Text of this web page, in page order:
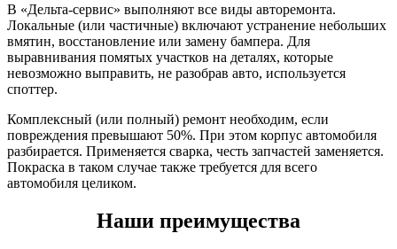
В «Дельта-сервис» выполняют все виды авторемонта.
Локальные (или частичные) включают устранение небольших
вмятин, восстановление или замену бампера. Для
выравнивания помятых участков на деталях, которые
невозможно выправить, не разобрав авто, используется
споттер.
Комплексный (или полный) ремонт необходим, если
повреждения превышают 50%. При этом корпус автомобиля
разбирается. Применяется сварка, честь запчастей заменяется.
Покраска в таком случае также требуется для всего
автомобиля целиком.
Наши преимущества